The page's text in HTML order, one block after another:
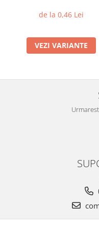
de la 0,46 Lei
VEZI VARIANTE